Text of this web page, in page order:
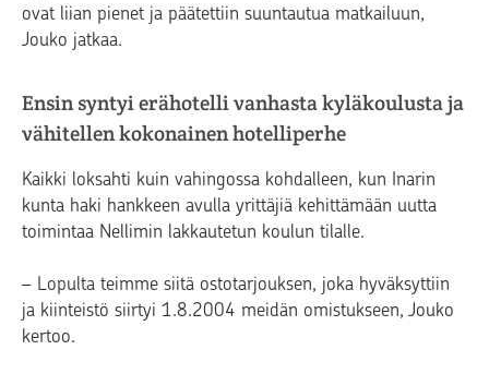
ovat liian pienet ja päätettiin suuntautua matkailuun,
Jouko jatkaa.
Ensin syntyi erähotelli vanhasta kyläkoulusta ja
vähitellen kokonainen hotelliperhe
Kaikki loksahti kuin vahingossa kohdalleen, kun Inarin
kunta haki hankkeen avulla yrittäjiä kehittämään uutta
toimintaa Nellimin lakkautetun koulun tilalle.
– Lopulta teimme siitä ostotarjouksen, joka hyväksyttiin
ja kiinteistö siirtyi 1.8.2004 meidän omistukseen, Jouko
kertoo.